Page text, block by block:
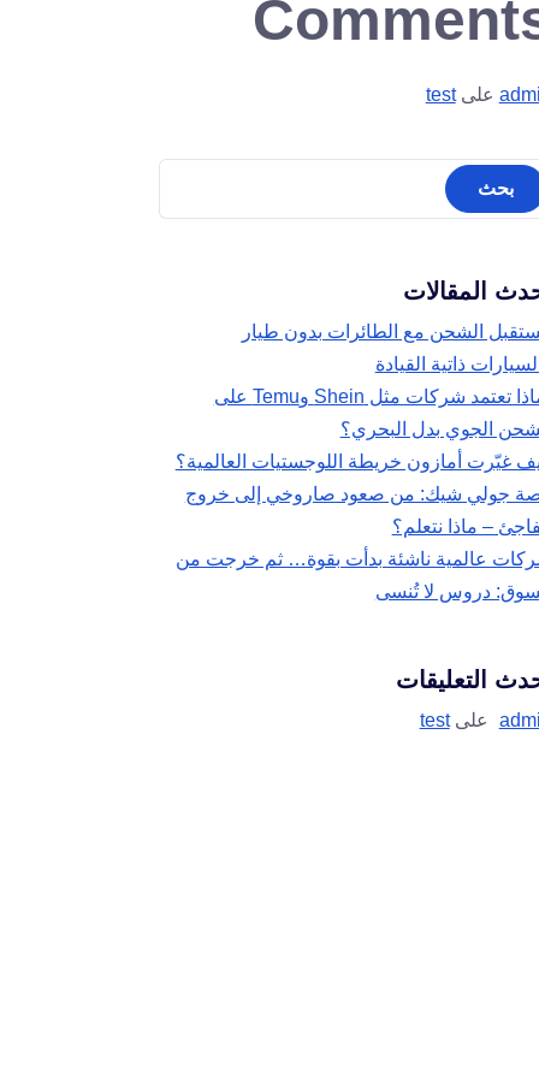
علىtest
المقالات
الشحن مع الطائرات بدون طيار
ذاتية القيادة
لماذا تعتمد شركات مثل Shein وTemu على
الجوي بدل البحري؟
غيّرت أمازون خريطة اللوجستيات العالمية؟
جولي شيك: من صعود صاروخي إلى خروج
– ماذا نتعلم؟
عالمية ناشئة بدأت بقوة… ثم خرجت من
دروس لا تُنسى
التعليقات
علىtest